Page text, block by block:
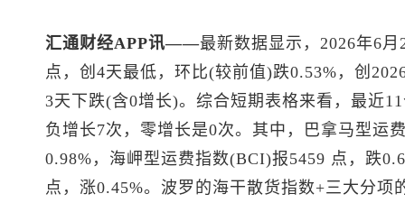
汇通财经APP讯——最新数据显示，2026年6
点，创4天最低，环比(较前值)跌0.53%，创
3天下跌(含0增长)。综合短期表格来看，最近
负增长7次，零增长是0次。其中，巴拿马型运
0.98%，海岬型运费指数(BCI)报5459 点，跌
点，涨0.45%。波罗的海干散货指数+三大分